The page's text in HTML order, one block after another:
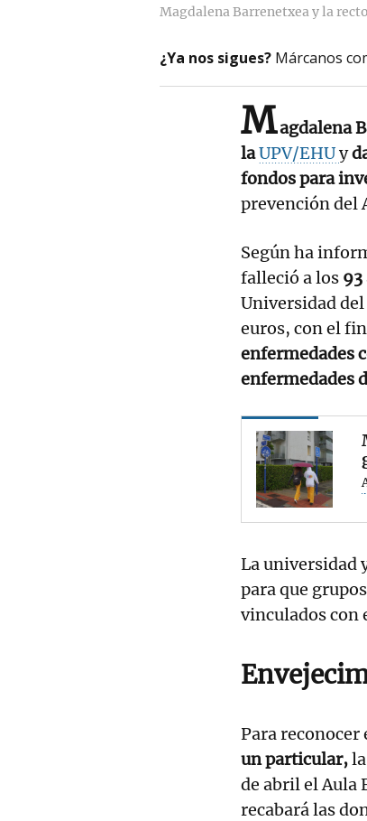
Magdalena Barrenetxea y la
¿Ya nos sigues? Márcanos
Magdalena
laUPV/EHUy
fondos para
prevención del
Según ha
falleció a los 93
Universidad
euros, con el
enfermedades
enfermedades
La universidad
para que
vinculados con
Para reconocer
un particular,
de abril el Aula
recabará las